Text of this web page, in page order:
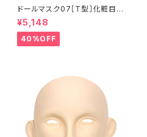
ドールマスク07［T型］化粧目穴
処理済 MASK07 [DOLL T] O
pening eye hole and make
up
¥5,148
40%OFF